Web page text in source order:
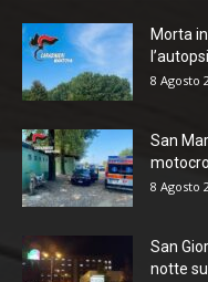
Morta
8 Agosto
San
8 Agosto
San
notte